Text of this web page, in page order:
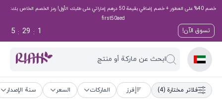
خصم 40% على العطور + خصم إضافي بقيمة 50 درهم إماراتي على طلبك الأول! رمز الخصم الخاص بك:
first50aed
تسوق الآن! 1
:
29
:
5
ابحث عن ماركة أو منتج
فلاتر مختارة (4) فرز الماركات السعر سنة الإصدار